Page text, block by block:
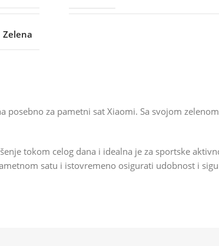
Zelena
posebno za pametni sat Xiaomi. Sa svojom
tokom celog dana i idealna je za sportske
satu i istovremeno osigurati udobnost i